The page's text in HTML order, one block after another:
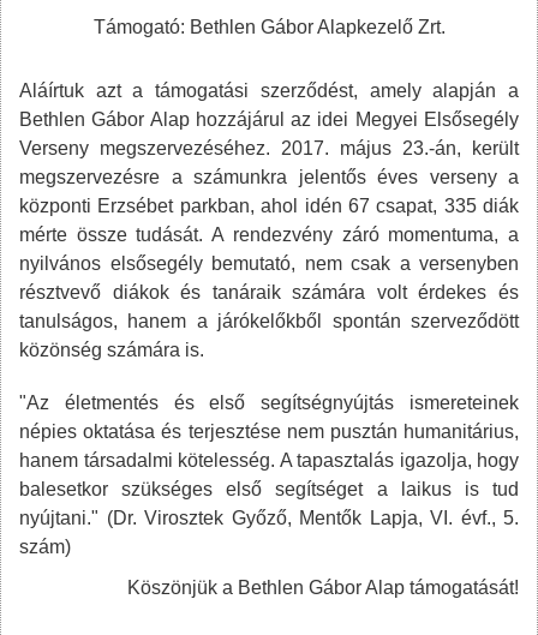
Támogató: Bethlen Gábor Alapkezelő Zrt.
Aláírtuk azt a támogatási szerződést, amely alapján a
Bethlen Gábor Alap hozzájárul az idei Megyei Elsősegély
Verseny megszervezéséhez. 2017. május 23.-án, került
megszervezésre a számunkra jelentős éves verseny a
központi Erzsébet parkban, ahol idén 67 csapat, 335 diák
mérte össze tudását. A rendezvény záró momentuma, a
nyilvános elsősegély bemutató, nem csak a versenyben
résztvevő diákok és tanáraik számára volt érdekes és
tanulságos, hanem a járókelőkből spontán szerveződött
közönség számára is.
"Az életmentés és első segítségnyújtás ismereteinek
népies oktatása és terjesztése nem pusztán humanitárius,
hanem társadalmi kötelesség. A tapasztalás igazolja, hogy
balesetkor szükséges első segítséget a laikus is tud
nyújtani." (Dr. Virosztek Győző, Mentők Lapja, VI. évf., 5.
szám)
Köszönjük a Bethlen Gábor Alap támogatását!